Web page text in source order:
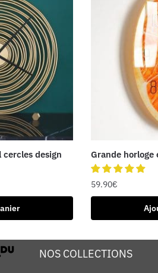
cercles design Grande
59.90€
NOS COLLECTIONS